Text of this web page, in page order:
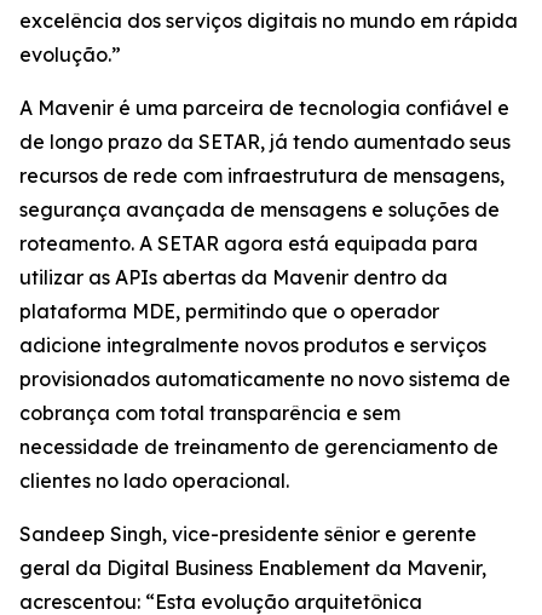
excelência dos serviços digitais no mundo em rápida
evolução.”
A Mavenir é uma parceira de tecnologia confiável e
de longo prazo da SETAR, já tendo aumentado seus
recursos de rede com infraestrutura de mensagens,
segurança avançada de mensagens e soluções de
roteamento. A SETAR agora está equipada para
utilizar as APIs abertas da Mavenir dentro da
plataforma MDE, permitindo que o operador
adicione integralmente novos produtos e serviços
provisionados automaticamente no novo sistema de
cobrança com total transparência e sem
necessidade de treinamento de gerenciamento de
clientes no lado operacional.
Sandeep Singh, vice-presidente sênior e gerente
geral da Digital Business Enablement da Mavenir,
acrescentou: “Esta evolução arquitetônica